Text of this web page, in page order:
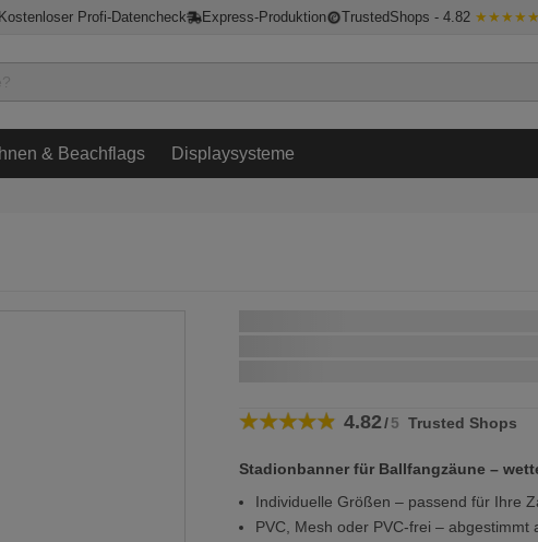
Kostenloser Profi-Datencheck Express-Produktion TrustedShops - 4.82 ★★★★★
& Beachflags Displaysysteme
4.82/5 Trusted Shops
Stadionbanner für Ballfangzäune –
Individuelle Größen – passend für Ihre
PVC, Mesh oder PVC-frei – abgestimmt